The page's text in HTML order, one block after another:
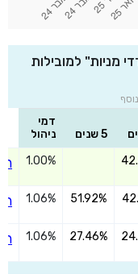
מניות" למובילות
5 שנים
דמי
ניהול
1.00%
51.92%
1.06%
27.46%
1.06%